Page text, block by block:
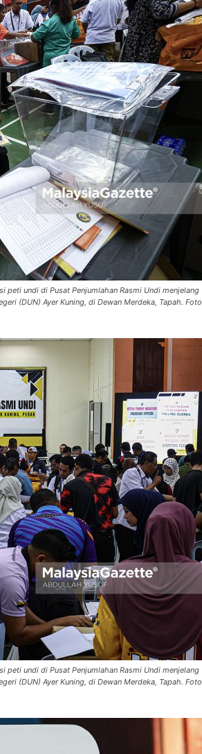
peti undi di Pusat Penjumlahan Rasmi Undi menjelang
(DUN) Ayer Kuning, di Dewan Merdeka, Tapah. Foto
peti undi di Pusat Penjumlahan Rasmi Undi menjelang
(DUN) Ayer Kuning, di Dewan Merdeka, Tapah. Foto